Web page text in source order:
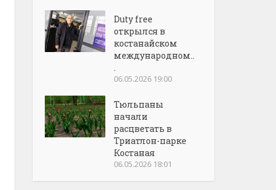
Duty free
открылся в
костанайском
международном..
.
06.05.2026 19:00
Тюльпаны
начали
расцветать в
Триатлон-парке
Костаная
06.05.2026 18:01